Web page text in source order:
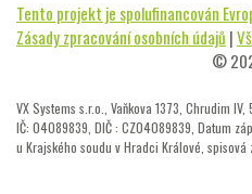
Tento projekt je spolufinancován
Zásady zpracování osobních údajů |
©
VX Systems s.r.o., Vaňkova 1373, Chrudim
IČ: 04089839, DIČ : CZ04089839, Datum
u Krajského soudu v Hradci Králové, spisová